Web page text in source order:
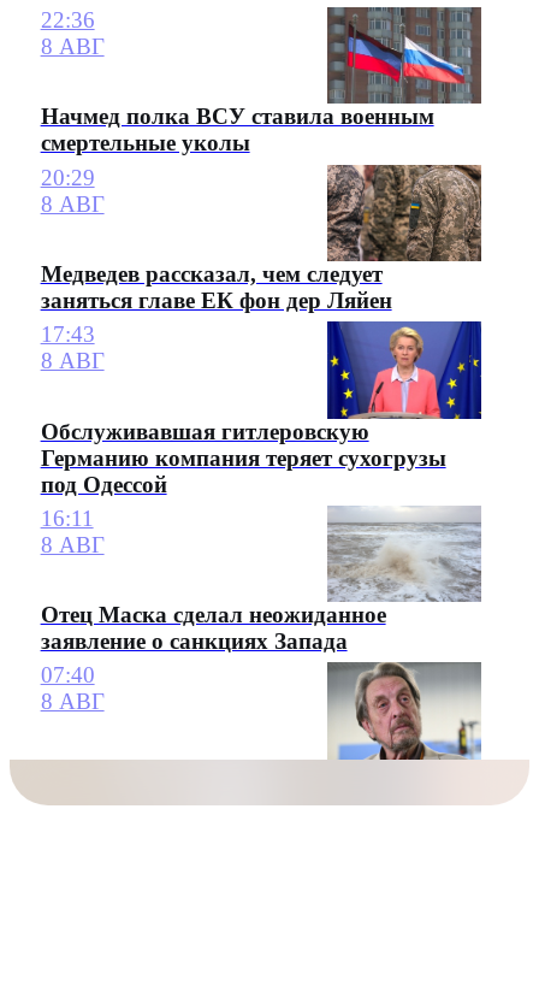
22:36
8 АВГ
Начмед полка ВСУ ставила военным
смертельные уколы
20:29
8 АВГ
Медведев рассказал, чем следует
заняться главе ЕК фон дер Ляйен
17:43
8 АВГ
Обслуживавшая гитлеровскую
Германию компания теряет сухогрузы
под Одессой
16:11
8 АВГ
Отец Маска сделал неожиданное
заявление о санкциях Запада
07:40
8 АВГ